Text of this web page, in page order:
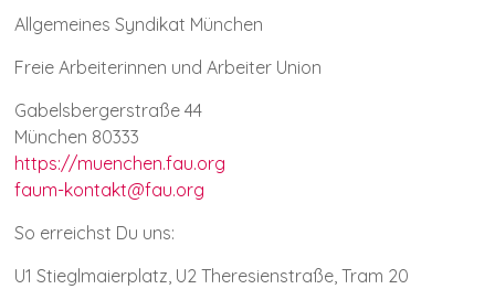
Allgemeines Syndikat München
Freie Arbeiterinnen und Arbeiter Union
Gabelsbergerstraße 44
München 80333
https://muenchen.fau.org
faum-kontakt@fau.org
So erreichst Du uns:
U1 Stieglmaierplatz, U2 Theresienstraße, Tram 20